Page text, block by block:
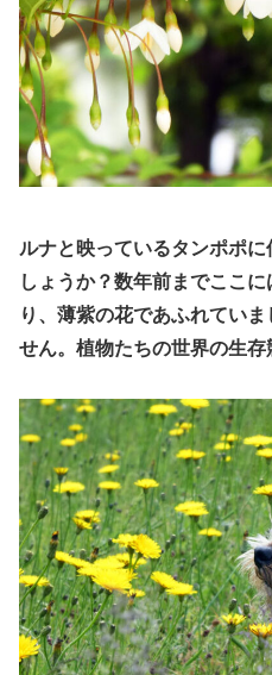
ルナと映っているタンポポ
しょうか？数年前までここ
り 、 薄紫の花であふれてい
せん。植物たちの世界の生存